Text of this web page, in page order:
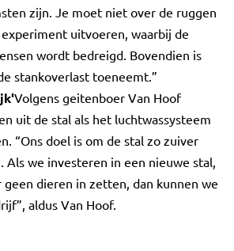
zijn. Je moet niet over de ruggen
uitvoeren, waarbij de
wordt bedreigd. Bovendien is
stankoverlast toeneemt.”
Volgens geitenboer Van Hoof
uit de stal als het luchtwassysteem
“Ons doel is om de stal zo zuiver
Als we investeren in een nieuwe stal,
geen dieren in zetten, dan kunnen we
aldus Van Hoof.